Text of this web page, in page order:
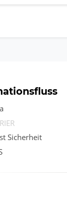
Sicherheit